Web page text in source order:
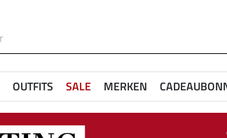
OUTFITS SALE MERKEN